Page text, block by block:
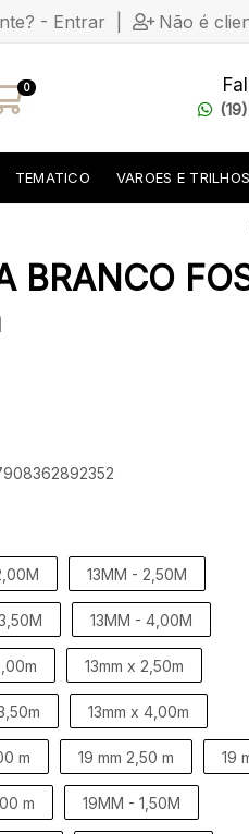
- Entrar Não é
0
TEMATICO VAROES E TRILHOS
BRANCO
13MM - 2,50M
13MM - 4,00M
13mm x 2,50m
13mm x 4,00m
m 19 mm 2,50 m 19
m 19MM - 1,50M